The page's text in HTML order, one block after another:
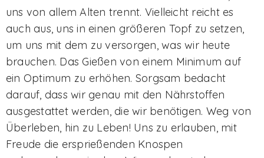
uns von allem Alten trennt. Vielleicht reicht es
auch aus, uns in einen größeren Topf zu setzen,
um uns mit dem zu versorgen, was wir heute
brauchen. Das Gießen von einem Minimum auf
ein Optimum zu erhöhen. Sorgsam bedacht
darauf, dass wir genau mit den Nährstoffen
ausgestattet werden, die wir benötigen. Weg von
Überleben, hin zu Leben! Uns zu erlauben, mit
Freude die ersprießenden Knospen